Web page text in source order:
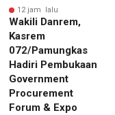
12 jam lalu
Wakili Danrem,
Kasrem
072/Pamungkas
Hadiri Pembukaan
Government
Procurement
Forum & Expo